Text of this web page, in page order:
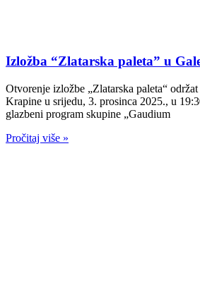
Izložba “Zlatarska paleta” u
Otvorenje izložbe „Zlatarska paleta“
Krapine u srijedu, 3. prosinca 2025., u
glazbeni program skupine „Gaudium
Pročitaj više »